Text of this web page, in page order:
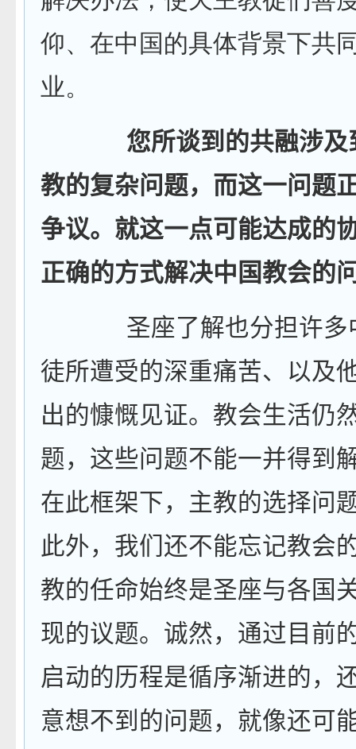
仰、在中国的具体背景下共
业。
您所谈到的共融涉
教的复杂问题，而这一问题
争议。就这一点可能达成的
正确的方式解决中国教会的
圣座了解也分担许
徒所遭受的深重痛苦、以及
出的慷慨见证。教会生活仍
题，这些问题不能一并得到
在此框架下，主教的选择问
此外，我们还不能忘记教会
教的任命始终是圣座与各国
现的议题。诚然，通过目前
启动的历程是循序渐进的，
意想不到的问题，就像还可